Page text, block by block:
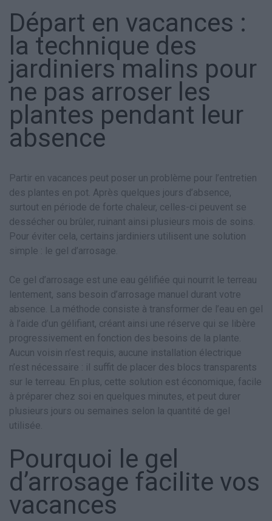
Départ en vacances :
la technique des
jardiniers malins pour
ne pas arroser les
plantes pendant leur
absence
Partir en vacances peut poser un problème pour l’entretien
des plantes en pot. Après quelques jours d’absence,
surtout en période de forte chaleur, celles-ci peuvent se
dessécher ou brûler, ruinant ainsi plusieurs mois de soins.
Pour éviter cela, certains jardiniers utilisent une solution
simple : le gel d’arrosage.
Ce gel d’arrosage est une eau gélifiée qui nourrit le terreau
lentement, sans besoin d’arrosage manuel durant votre
absence. La méthode consiste à transformer de l’eau en gel
à l’aide d’un gélifiant, créant ainsi une réserve qui se libère
progressivement en fonction des besoins de la plante.
Aucun voisin n’est requis, aucune installation électrique
n’est nécessaire : il suffit de placer des blocs transparents
sur le terreau. En plus, cette solution est économique, facile
à préparer chez soi en quelques minutes, et peut durer
plusieurs jours ou semaines selon la quantité de gel
utilisée.
Pourquoi le gel
d’arrosage facilite vos
vacances